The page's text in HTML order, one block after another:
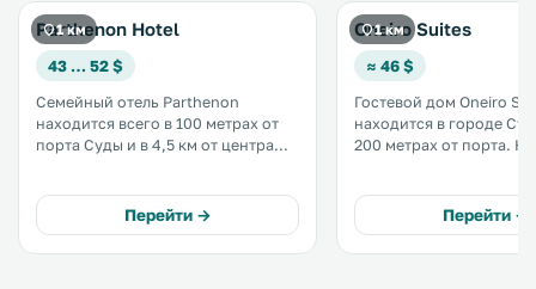
1 км
Parthenon Hotel
43 … 52 $
Семейный отель Parthenon
находится всего в 100 метрах от
порта Суды и в 4,5 км от центра
Перейти →
1 км
Oneiro Suites
≈ 46 $
Гостевой дом Oneiro
находится в городе
200 метрах от порта. К услугам
лаундж с телевизором
спутниковыми
бесплатный WiFi. .
Перейти →